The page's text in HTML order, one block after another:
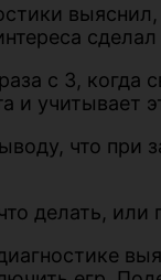
с 3,
и учитывает
что при
делать, или